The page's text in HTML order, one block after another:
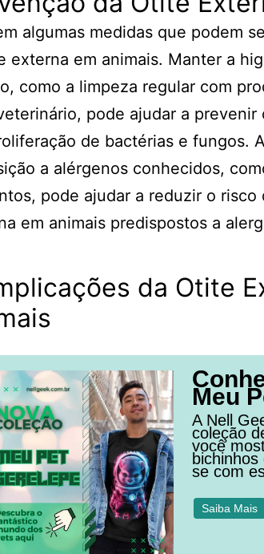
algumas medidas que podem
externa em animais. Manter a
como a limpeza regular com
pode ajudar a prevenir
de bactérias e fungos.
a alérgenos conhecidos,
pode ajudar a reduzir o
em animais predispostos a
da Otite
Meu
A Nell
coleção
você
se com
Saiba Mais